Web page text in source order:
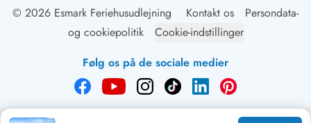
© 2026 Esmark Feriehusudlejning
Kontakt os
Persondata-
og cookiepolitik
Cookie-indstillinger
Følg os på de sociale medier